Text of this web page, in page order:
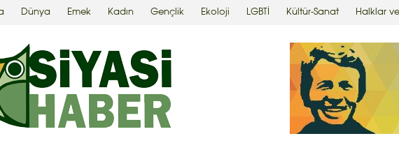
Dünya Emek Kadın Gençlik Ekoloji LGBTİ Kültür-Sanat Halklar